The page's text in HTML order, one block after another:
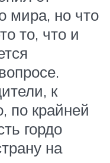
мира, но что
то, что и
к
по крайней
гордо
на